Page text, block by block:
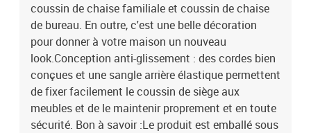
coussin de chaise familiale et coussin de chaise
de bureau. En outre, c'est une belle décoration
pour donner à votre maison un nouveau
look.Conception anti-glissement : des cordes bien
conçues et une sangle arrière élastique permettent
de fixer facilement le coussin de siège aux
meubles et de le maintenir proprement et en toute
sécurité. Bon à savoir :Le produit est emballé sous